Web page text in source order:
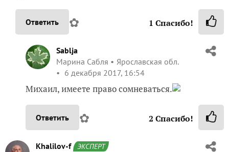
Ответить ✿ 1 Спасибо!
Sablja
Марина Сабля
Ярославская обл.
6 декабря 2017, 16:54
Михаил, имеете право сомневаться.
Ответить ✿ 2 Спасибо!
Khalilov-f ЭКСПЕРТ